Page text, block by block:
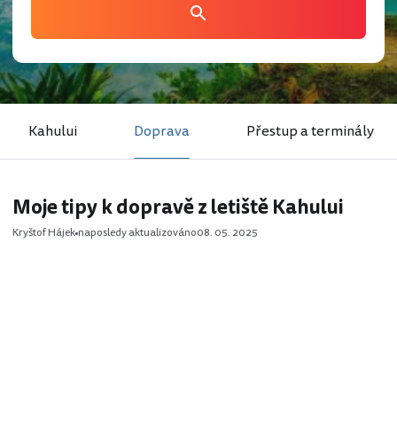
Kahului Doprava Přestup a terminály
Moje tipy k dopravě z letiště Kahului
Kryštof Hájek naposledy aktualizováno08. 05. 2025